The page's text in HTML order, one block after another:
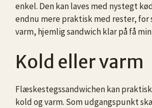
enkel. Den kan laves med nystegt
endnu mere praktisk med rester, for
varm, hjemlig sandwich klar på få
Kold eller varm
Flæskestegssandwichen kan
kold og varm. Som udgangspunkt